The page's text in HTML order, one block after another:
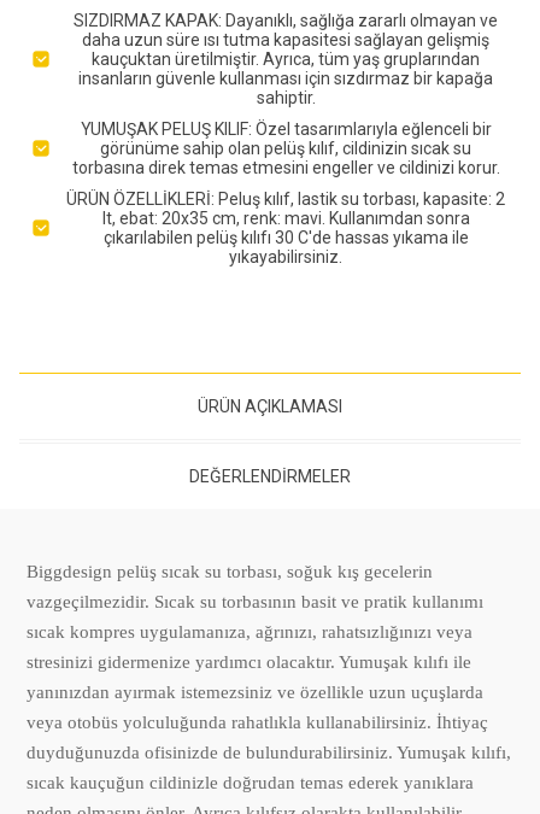
SIZDIRMAZ KAPAK: Dayanıklı, sağlığa zararlı olmayan ve
daha uzun süre ısı tutma kapasitesi sağlayan gelişmiş
kauçuktan üretilmiştir. Ayrıca, tüm yaş gruplarından
insanların güvenle kullanması için sızdırmaz bir kapağa
sahiptir.
YUMUŞAK PELUŞ KILIF: Özel tasarımlarıyla eğlenceli bir
görünüme sahip olan pelüş kılıf, cildinizin sıcak su
torbasına direk temas etmesini engeller ve cildinizi korur.
ÜRÜN ÖZELLİKLERİ: Peluş kılıf, lastik su torbası, kapasite: 2
lt, ebat: 20x35 cm, renk: mavi. Kullanımdan sonra
çıkarılabilen pelüş kılıfı 30 C'de hassas yıkama ile
yıkayabilirsiniz.
ÜRÜN AÇIKLAMASI
DEĞERLENDIRMELER
Biggdesign pelüş sıcak su torbası, soğuk kış gecelerin
vazgeçilmezidir. Sıcak su torbasının basit ve pratik kullanımı
sıcak kompres uygulamanıza, ağrınızı, rahatsızlığınızı veya
stresinizi gidermenize yardımcı olacaktır. Yumuşak kılıfı ile
yanınızdan ayırmak istemezsiniz ve özellikle uzun uçuşlarda
veya otobüs yolculuğunda rahatlıkla kullanabilirsiniz. İhtiyaç
duyduğunuzda ofisinizde de bulundurabilirsiniz. Yumuşak kılıfı,
sıcak kauçuğun cildinizle doğrudan temas ederek yanıklara